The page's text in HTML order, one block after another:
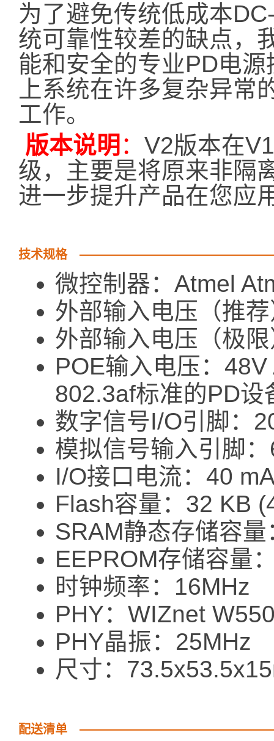
为了避免传统低成本
统可靠性较差的缺点，
能和安全的专业PD电
上系统在许多复杂异常
工作。
版本说明 ： V2版本在
级，主要是将原来非隔
进一步提升产品在您应
技术规格
微控制器：Atmel
外部输入电压（推
外部输入电压（极
POE输入电压：
802.3af标准的PD设
数字信号I/O引脚：
模拟信号输入引脚
I/O接口电流：40
Flash容量：32 KB
SRAM静态存储容量
EEPROM存储容量
时钟频率：16MHz
PHY：WIZnet
PHY晶振：25MHz
尺寸：
配送清单